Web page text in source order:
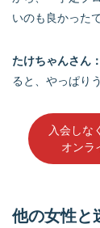
いのも良かったで
たけちゃんさん：
ると、やっぱり
入会しな
オンラ
他の女性と